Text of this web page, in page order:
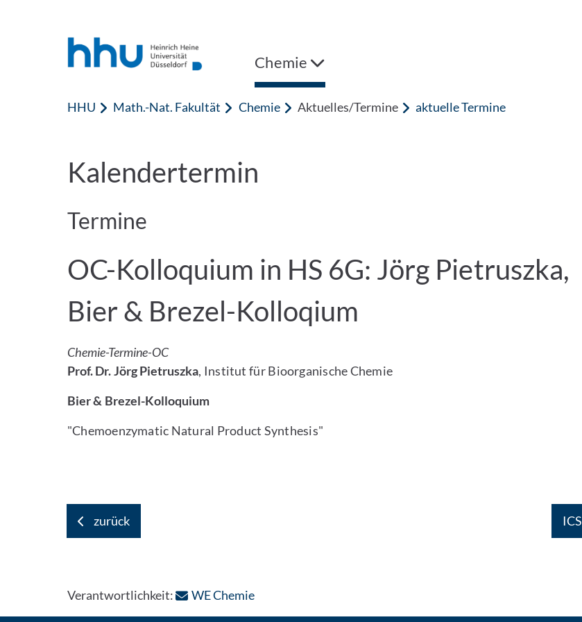
Chemie
HHU Math.-Nat. Fakultät Chemie Aktuelles/Termine aktuelle Termine
Kalendertermin
Termine
OC-Kolloquium in HS 6G: Jörg Pietruszka,
Bier & Brezel-Kolloqium
Chemie-Termine-OC
Prof. Dr. Jörg Pietruszka, Institut für Bioorganische Chemie
Bier & Brezel-Kolloquium
"Chemoenzymatic Natural Product Synthesis"
zurück ICS
Verantwortlichkeit: WE Chemie: Per E-Mail kontaktieren